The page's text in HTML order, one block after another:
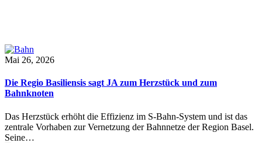
Mai 26, 2026
Die Regio Basiliensis sagt JA zum Herzstück und zum
Bahnknoten
Das Herzstück erhöht die Effizienz im S-Bahn-System und ist das
zentrale Vorhaben zur Vernetzung der Bahnnetze der Region Basel.
Seine…